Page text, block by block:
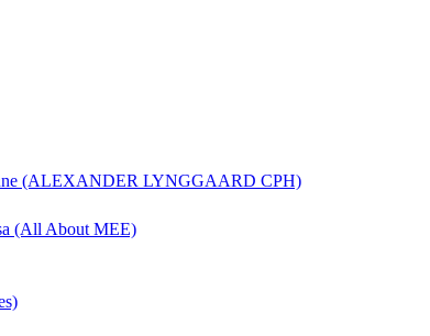
(ALEXANDER LYNGGAARD CPH)
(All About MEE)